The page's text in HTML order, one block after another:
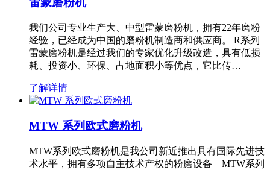
我们公司专业生产大、中型雷蒙磨粉机，拥有22年磨粉
经验，已经成为中国的磨粉机制造商和供应商。 R系列
雷蒙磨粉机是经过我们的专家优化升级改造，具有低损
耗、投资小、环保、占地面积小等优点，它比传…
了解详情
MTW 系列欧式磨粉机
MTW系列欧式磨粉机是我公司新近推出具有国际先进技
术水平，拥有多项自主技术产权的粉磨设备—MTW系列